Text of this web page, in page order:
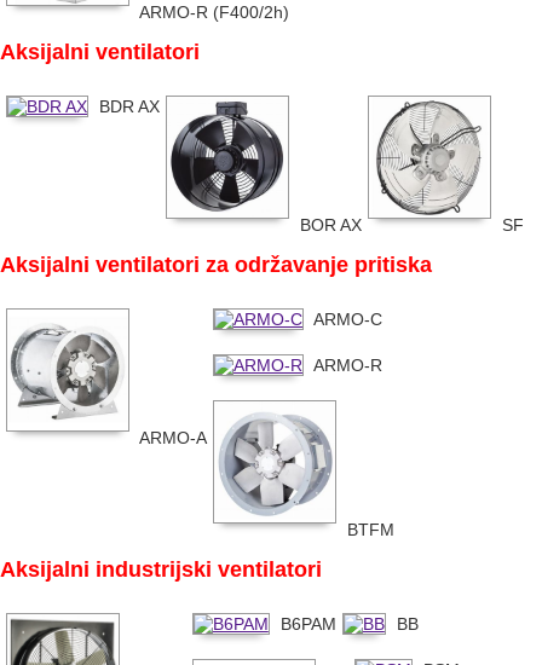
ARMO-R (F400/2h)
Aksijalni ventilatori
BDR AX
BOR AX SF
Aksijalni ventilatori za održavanje pritiska
ARMO-A
ARMO-C
ARMO-R
BTFM
Aksijalni industrijski ventilatori
B6PAM BB